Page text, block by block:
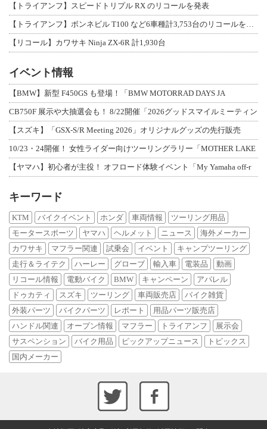
【トライアンフ】スピードトリプル RX のリコールを発表
【リコール】カワサキ Ninja ZX-6R 計1,930台
イベント情報
【BMW】新型 F450GS も登場！「BMW MOTORRAD DAYS JA
CB750F 展示や大抽選会も！ 8/22開催「2026グッドスマイルミーティン
【スズキ】「GSX-S/R Meeting 2026」オリジナルグッズの先行販売
10/23・24開催！ 女性ライダー向けツーリングラリー「MOTHER LAKE
【ヤマハ】初心者が主役！ オフロード体験イベント「My Yamaha off-r
キーワード
KTM バイクイベント ホンダ 車両情報
ツーリング用品
モータースポーツ
ヤマハ ヘルメット ニュース
海外メーカー
カワサキ
マフラー関連 試乗会 イベント
キャンプツーリング
走行＆ライテク
ハーレー グローブ 輸入車 電装品
動画
リコール情報
電動バイク BMW キャンペーン
アパレル
ドゥカティ
スズキ ツーリング 車両販売店
バイク雑貨
外装パーツ
バイクパーツ レポート
用品パーツ販売店
ハンドル関連
オープン情報 マフラー トライアンフ
展示会
サスペンション
バイク用品 ピックアップニュース
トピックス
国内メーカー